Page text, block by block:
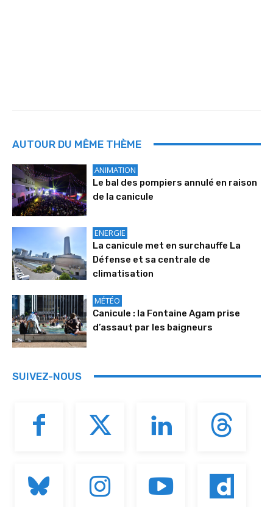
AUTOUR DU MÊME THÈME
ANIMATION
Le bal des pompiers annulé en raison
de la canicule
ENERGIE
La canicule met en surchauffe La
Défense et sa centrale de
climatisation
MÉTÉO
Canicule : la Fontaine Agam prise
d’assaut par les baigneurs
SUIVEZ-NOUS